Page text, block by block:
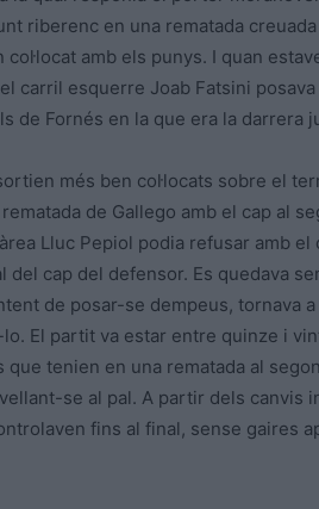
riberenc en una rematada
amb els punys. I quan
carril esquerre Joab Fatsini
de Fornés en la que era la darrera
més ben col·locats sobre el
de Gallego amb el cap al
Lluc Pepiol podia refusar amb
del cap del defensor. Es quedava
de posar-se dempeus, tornava
lo. El partit va estar entre quinze i
tenien en una rematada al
se al pal. A partir dels
fins al final, sense gaires